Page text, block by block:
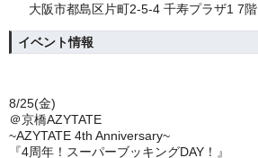
大阪市都島区片町2-5-4 千寿プラザ1 7階
イベント情報
8/25(金)
＠京橋AZYTATE
~AZYTATE 4th Anniversary~
『4周年！スーパーブッキングDAY！』